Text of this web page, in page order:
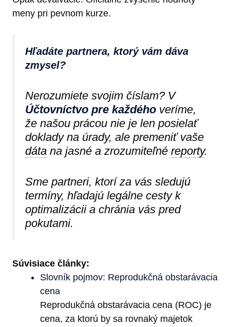
meny pri pevnom kurze.
Hľadáte partnera, ktorý vám dáva
zmysel?
Nerozumiete svojim číslam? V
Účtovníctvo pre každého veríme,
že našou prácou nie je len posielať
doklady na úrady, ale premeniť vaše
dáta na jasné a zrozumiteľné reporty.
Sme partneri, ktorí za vás sledujú
termíny, hľadajú legálne cesty k
optimalizácii a chránia vás pred
pokutami.
Súvisiace články:
Slovník pojmov: Reprodukčná obstarávacia
cena
Reprodukčná obstarávacia cena (ROC) je
cena, za ktorú by sa rovnaký majetok